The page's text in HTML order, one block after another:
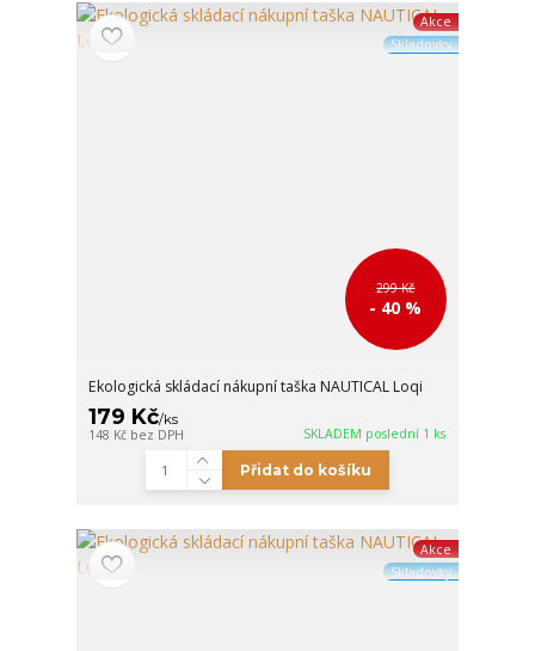
Akce
Skladovky
299 Kč
- 40 %
Ekologická skládací nákupní taška NAUTICAL Loqi
179 Kč/ks
148 Kč bez DPH SKLADEM poslední 1 ks
Přidat do košíku
Akce
Skladovky